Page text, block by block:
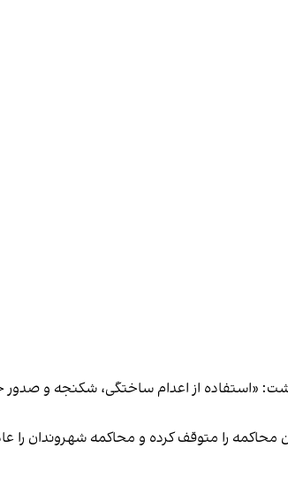
«استفاده از اعدام ساختگی، شکنجه و صدور
را متوقف کرده و محاکمه‌ شهروندان را